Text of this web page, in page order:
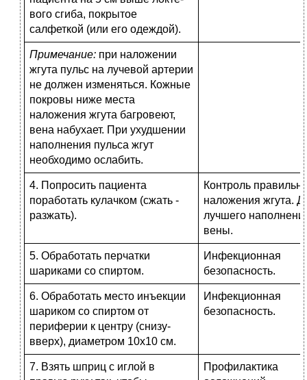
вого сгиба, покрытое
салфеткой (или его одеждой).
Примечание: при наложении
жгута пульс на лучевой артерии
не должен изменяться. Кожные
покровы ниже места
наложения жгута багровеют,
вена набухает. При ухудшении
наполнения пульса жгут
необходимо ослабить.
4. Попросить пациента
поработать кулачком (сжать -
разжать).
Контроль
наложения жгута.
лучшего
вены.
5. Обработать перчатки
шариками со спиртом.
Инфекционная
безопасность.
6. Обработать место инъекции
шариком со спиртом от
периферии к центру (снизу-
вверх), диаметром 10х10 см.
Инфекционная
безопасность.
7. Взять шприц с иглой в
Профилактика